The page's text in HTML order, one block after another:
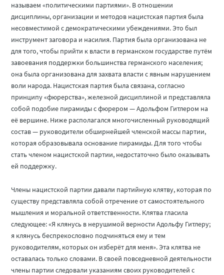
называем «политическими партиями». В отношении
дисциплины, организации и методов нацистская партия была
несовместимой с демократическими убеждениями. Это был
инструмент заговора и насилия. Партия была организована не
для того, чтобы прийти к власти в германском государстве путём
завоевания поддержки большинства германского населения;
она была организована для захвата власти с явным нарушением
воли народа. Нацистская партия была связана, согласно
принципу «фюрерства», железной дисциплиной и представляла
собой подобие пирамиды с фюрером — Адольфом Гитлером на
её вершине. Ниже располагался многочисленный руководящий
состав — руководители обширнейшей членской массы партии,
которая образовывала основание пирамиды. Для того чтобы
стать членом нацистской партии, недостаточно было оказывать
ей поддержку.
Члены нацистской партии давали партийную клятву, которая по
существу представляла собой отречение от самостоятельного
мышления и моральной ответственности. Клятва гласила
следующее: «Я клянусь в нерушимой верности Адольфу Гитлеру;
я клянусь беспрекословно подчиняться ему и тем
руководителям, которых он изберёт для меня». Эта клятва не
оставалась только словами. В своей повседневной деятельности
члены партии следовали указаниям своих руководителей с